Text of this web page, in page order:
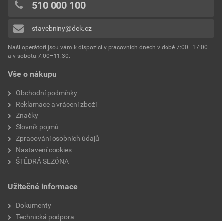
odstín
Přidávat hodnocení může pouze přihlášený uživatel.
Vše o nákupu
Obchodní podmínky
Reklamace a vrácení zboží
Značky
Slovník pojmů
Zpracování osobních údajů
Nastavení cookies
ŠTĚDRÁ SEZÓNA
Užitečné informace
Dokumenty
Technická podpora
510 000 100
stavebniny@dek.cz
Naši operátoři jsou vám k dispozici v pracovních dnech v době 7:00–17:00
a v sobotu 7:00–11:30.